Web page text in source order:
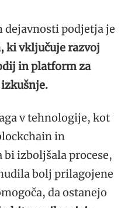
dejavnosti podjetja je
ki vključuje razvoj
in platform za
v tehnologije, kot
in
izboljšala procese,
bolj prilagojene
da ostanejo